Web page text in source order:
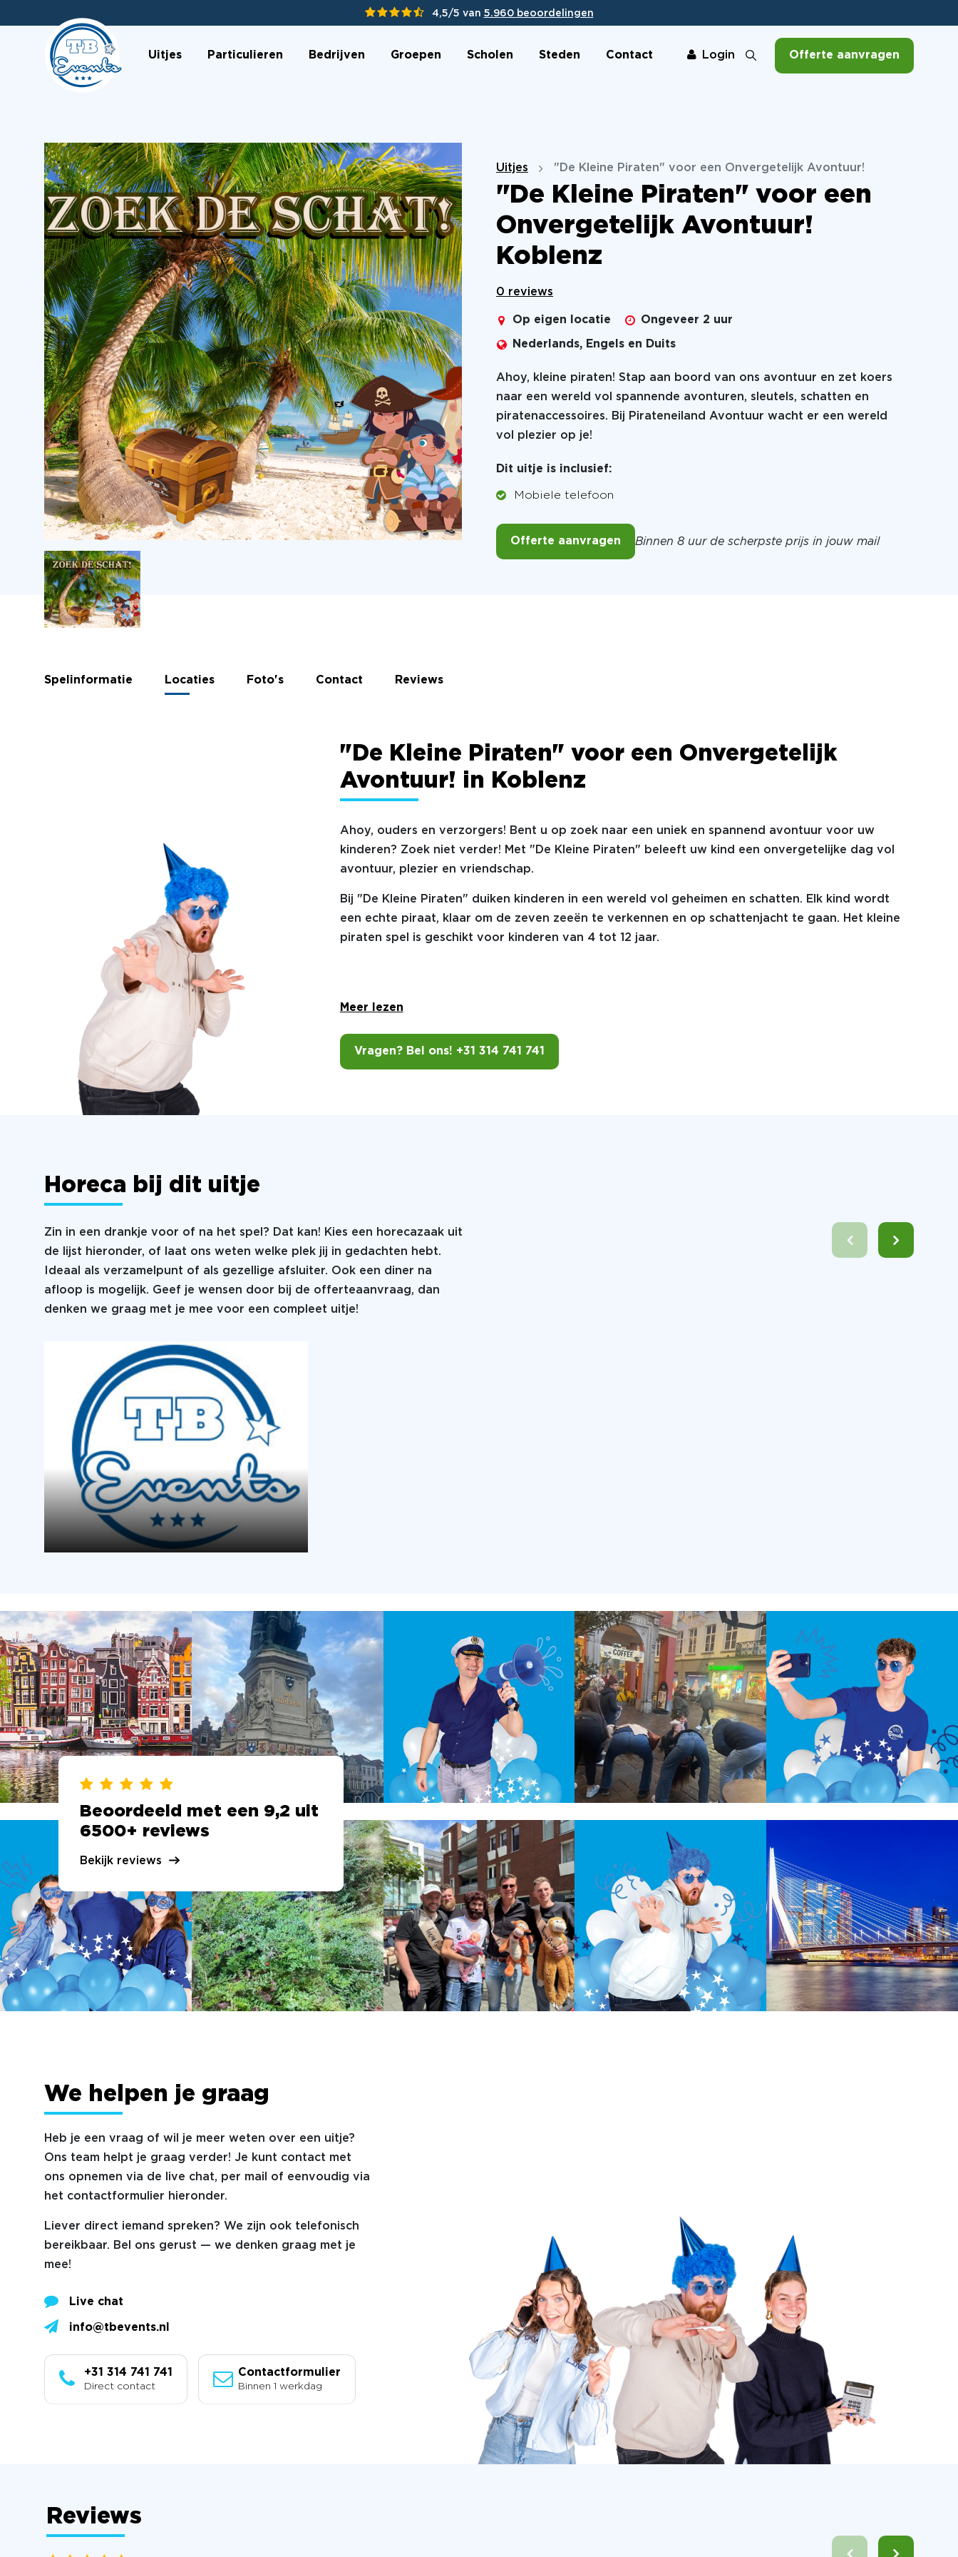
4,5/5 van 5.960 beoordelingen
Uitjes Particulieren Bedrijven Groepen Scholen Steden Contact Login Offerte aanvragen
Uitjes "De Kleine Piraten" voor een Onvergetelijk Avontuur!
"De Kleine Piraten" voor een
Onvergetelijk Avontuur!
Koblenz
0 reviews
Op eigen locatie Ongeveer 2 uur
Nederlands, Engels en Duits
Ahoy, kleine piraten! Stap aan boord van ons avontuur en zet koers
naar een wereld vol spannende avonturen, sleutels, schatten en
piratenaccessoires. Bij Pirateneiland Avontuur wacht er een wereld
vol plezier op je!
Dit uitje is inclusief:
Mobiele telefoon
Offerte aanvragen Binnen 8 uur de scherpste prijs in jouw mail
Spelinformatie Locaties Foto's Contact Reviews
"De Kleine Piraten" voor een Onvergetelijk
Avontuur! in Koblenz
Ahoy, ouders en verzorgers! Bent u op zoek naar een uniek en spannend avontuur voor uw
kinderen? Zoek niet verder! Met "De Kleine Piraten" beleeft uw kind een onvergetelijke dag vol
avontuur, plezier en vriendschap.
Bij "De Kleine Piraten" duiken kinderen in een wereld vol geheimen en schatten. Elk kind wordt
een echte piraat, klaar om de zeven zeeën te verkennen en op schattenjacht te gaan. Het kleine
piraten spel is geschikt voor kinderen van 4 tot 12 jaar.
Meer lezen
Vragen? Bel ons! +31 314 741 741
Horeca bij dit uitje
Zin in een drankje voor of na het spel? Dat kan! Kies een horecazaak uit
de lijst hieronder, of laat ons weten welke plek jij in gedachten hebt.
Ideaal als verzamelpunt of als gezellige afsluiter. Ook een diner na
afloop is mogelijk. Geef je wensen door bij de offerteaanvraag, dan
denken we graag met je mee voor een compleet uitje!
Beoordeeld met een 9,2 uit
6500+ reviews
Bekijk reviews
We helpen je graag
Heb je een vraag of wil je meer weten over een uitje?
Ons team helpt je graag verder! Je kunt contact met
ons opnemen via de live chat, per mail of eenvoudig via
het contactformulier hieronder.
Liever direct iemand spreken? We zijn ook telefonisch
bereikbaar. Bel ons gerust — we denken graag met je
mee!
Live chat
info@tbevents.nl
+31 314 741 741
Direct contact
Contactformulier
Binnen 1 werkdag
Reviews